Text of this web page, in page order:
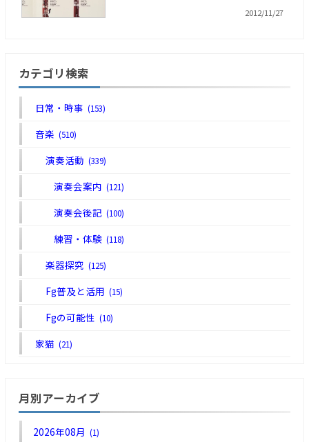
2012/11/27
カテゴリ検索
日常・時事(153)
音楽(510)
演奏活動(339)
演奏会案内(121)
演奏会後記(100)
練習・体験(118)
楽器探究(125)
Fg普及と活用(15)
Fgの可能性(10)
家猫(21)
月別アーカイブ
2026年08月(1)